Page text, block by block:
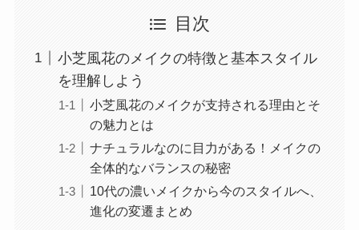
目次
小芝風花のメイクの特徴と基本スタイル
を理解しよう
小芝風花のメイクが支持される理由とそ
の魅力とは
ナチュラルなのに目力がある！メイクの
全体的なバランスの秘密
10代の濃いメイクから今のスタイルへ、
進化の変遷まとめ